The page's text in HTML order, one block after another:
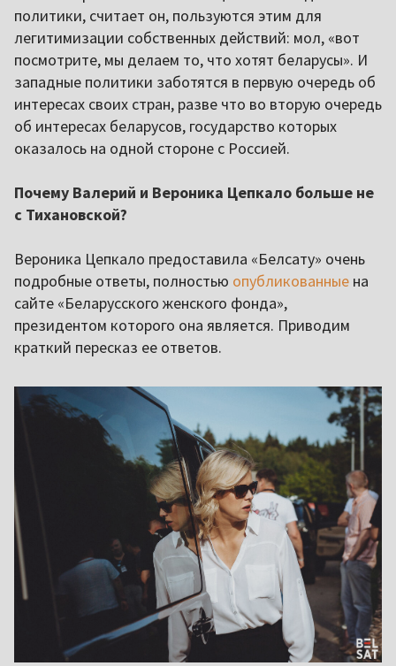
политики, считает он, пользуются этим для
легитимизации собственных действий: мол, «вот
посмотрите, мы делаем то, что хотят беларусы». И
западные политики заботятся в первую очередь об
интересах своих стран, разве что во вторую очередь
об интересах беларусов, государство которых
оказалось на одной стороне с Россией.
Почему Валерий и Вероника Цепкало больше не
с Тихановской?
Вероника Цепкало предоставила «Белсату» очень
подробные ответы, полностью опубликованные на
сайте «Беларусского женского фонда»,
президентом которого она является. Приводим
краткий пересказ ее ответов.